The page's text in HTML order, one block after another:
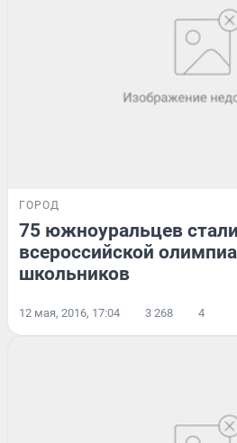
ГОРОД
75 южноуральцев
всероссийской
школьников
12 мая, 2016, 17:04 3 268 4